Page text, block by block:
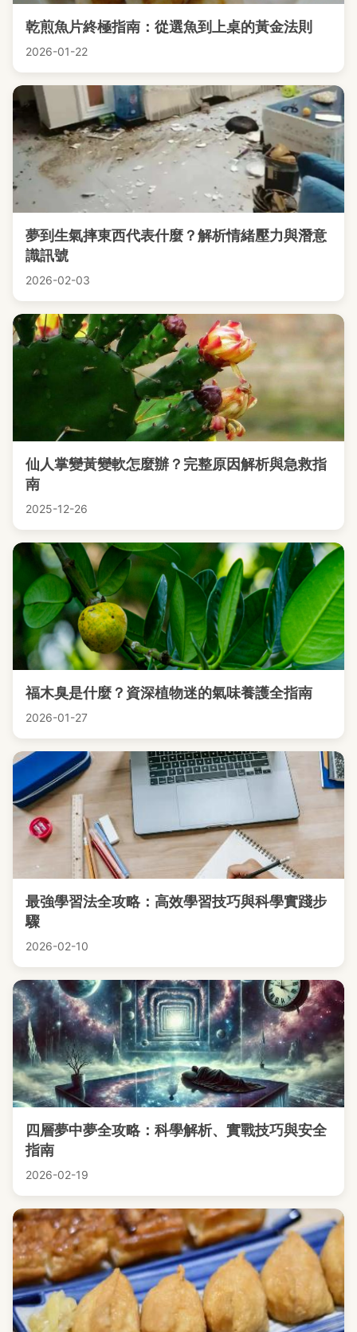
乾煎魚片終極指南：從選魚到上桌的黃金法則
2026-01-22
夢到生氣摔東西代表什麼？解析情緒壓力與潛意
識訊號
2026-02-03
仙人掌變黃變軟怎麼辦？完整原因解析與急救指
南
2025-12-26
福木臭是什麼？資深植物迷的氣味養護全指南
2026-01-27
最強學習法全攻略：高效學習技巧與科學實踐步
驟
2026-02-10
四層夢中夢全攻略：科學解析、實戰技巧與安全
指南
2026-02-19